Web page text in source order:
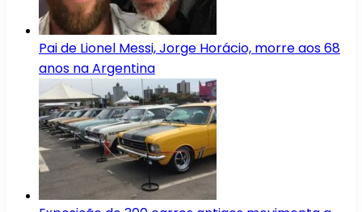
Pai de Lionel Messi, Jorge Horácio, morre aos 68
anos na Argentina